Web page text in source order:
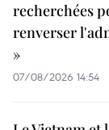
recherchées
renverser
»
07/08/2026 14:54